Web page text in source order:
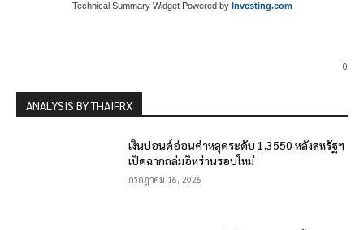
Technical Summary Widget Powered by Investing.com
0
ANALYSIS BY THAIFRX
เงินปอนด์อ่อนค่าหลุดระดับ 1.3550 หลังสหรัฐฯ
เปิดฉากถล่มอิหร่านรอบใหม่
กรกฎาคม 16, 2026